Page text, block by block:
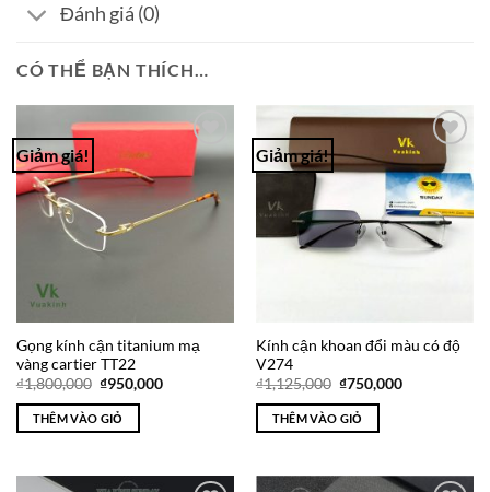
Đánh giá (0)
CÓ THỂ BẠN THÍCH…
Giảm giá!
Add to
Wishlist
Gọng kính cận titanium mạ
vàng cartier TT22
₫1,800,000 Giá
là:
₫1,800,000.
₫950,000Giá
THÊM VÀO GIỎ
Giảm giá!
Add to
Wishlist
Kính cận khoan đổi màu có độ
V274
₫1,125,000 Giá
là:
₫1,125,000.
₫750,000Giá
THÊM VÀO GIỎ